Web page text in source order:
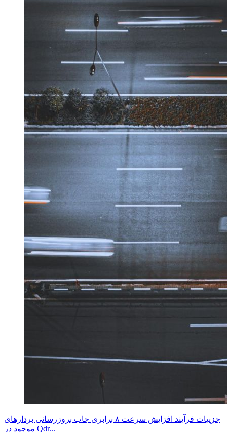
جزییات فرآیند افزایش سرعت ۸ برابری جاب بروزرسانی بردارهای
موجود در Qdr...